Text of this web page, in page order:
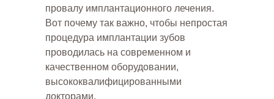
провалу имплантационного лечения.
Вот почему так важно, чтобы непростая
процедура имплантации зубов
проводилась на современном и
качественном оборудовании,
высококвалифицированными
докторами.
"Я рекомендую процедуру All-on-4 в
Excellence всем, кто ищет надежное и
эффективное решение проблем с